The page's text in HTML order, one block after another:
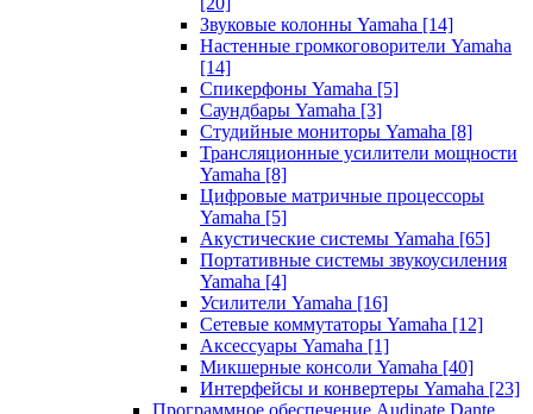
Звуковые колонны Yamaha [14]
Настенные громкоговорители Yamaha
[14]
Спикерфоны Yamaha [5]
Саундбары Yamaha [3]
Студийные мониторы Yamaha [8]
Трансляционные усилители мощности
Yamaha [8]
Цифровые матричные процессоры
Yamaha [5]
Акустические системы Yamaha [65]
Портативные системы звукоусиления
Yamaha [4]
Усилители Yamaha [16]
Сетевые коммутаторы Yamaha [12]
Аксессуары Yamaha [1]
Микшерные консоли Yamaha [40]
Интерфейсы и конвертеры Yamaha [23]
Программное обеспечение Audinate Dante